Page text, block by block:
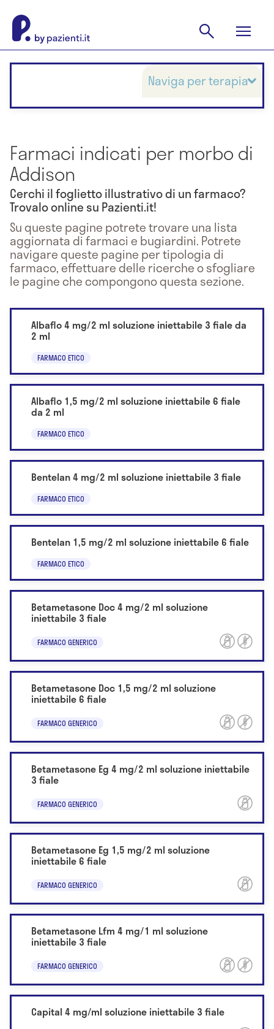
Farmaci indicati per morbo di
Addison
Cerchi il foglietto illustrativo di un farmaco?
Trovalo online su Pazienti.it!
Su queste pagine potrete trovare una lista
aggiornata di farmaci e bugiardini. Potrete
navigare queste pagine per tipologia di
farmaco, effettuare delle ricerche o sfogliare
le pagine che compongono questa sezione.
Albaflo 4 mg/2 ml soluzione iniettabile 3 fiale da
2 ml
FARMACO ETICO
Albaflo 1,5 mg/2 ml soluzione iniettabile 6 fiale
da 2 ml
FARMACO ETICO
Bentelan 4 mg/2 ml soluzione iniettabile 3 fiale
FARMACO ETICO
Bentelan 1,5 mg/2 ml soluzione iniettabile 6 fiale
FARMACO ETICO
Betametasone Doc 4 mg/2 ml soluzione
iniettabile 3 fiale
FARMACO GENERICO
Betametasone Doc 1,5 mg/2 ml soluzione
iniettabile 6 fiale
FARMACO GENERICO
Betametasone Eg 4 mg/2 ml soluzione iniettabile
3 fiale
FARMACO GENERICO
Betametasone Eg 1,5 mg/2 ml soluzione
iniettabile 6 fiale
FARMACO GENERICO
Betametasone Lfm 4 mg/1 ml soluzione
iniettabile 3 fiale
FARMACO GENERICO
Capital 4 mg/ml soluzione iniettabile 3 fiale
Naviga per terapia